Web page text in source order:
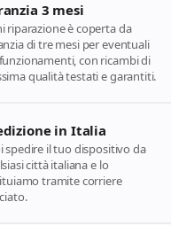
3 mesi
riparazione è coperta da
di tre mesi per eventuali
con ricambi di
qualità testati e garantiti.
in Italia
spedire il tuo dispositivo da
città italiana e lo
tramite corriere